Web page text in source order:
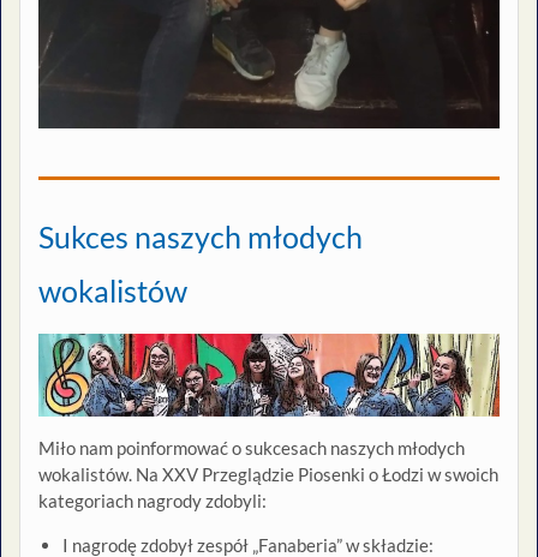
Sukces naszych młodych
wokalistów
Miło nam poinformować o sukcesach naszych młodych
wokalistów. Na XXV Przeglądzie Piosenki o Łodzi w swoich
kategoriach nagrody zdobyli:
I nagrodę zdobył zespół „Fanaberia” w składzie: